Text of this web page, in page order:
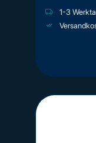
1-3